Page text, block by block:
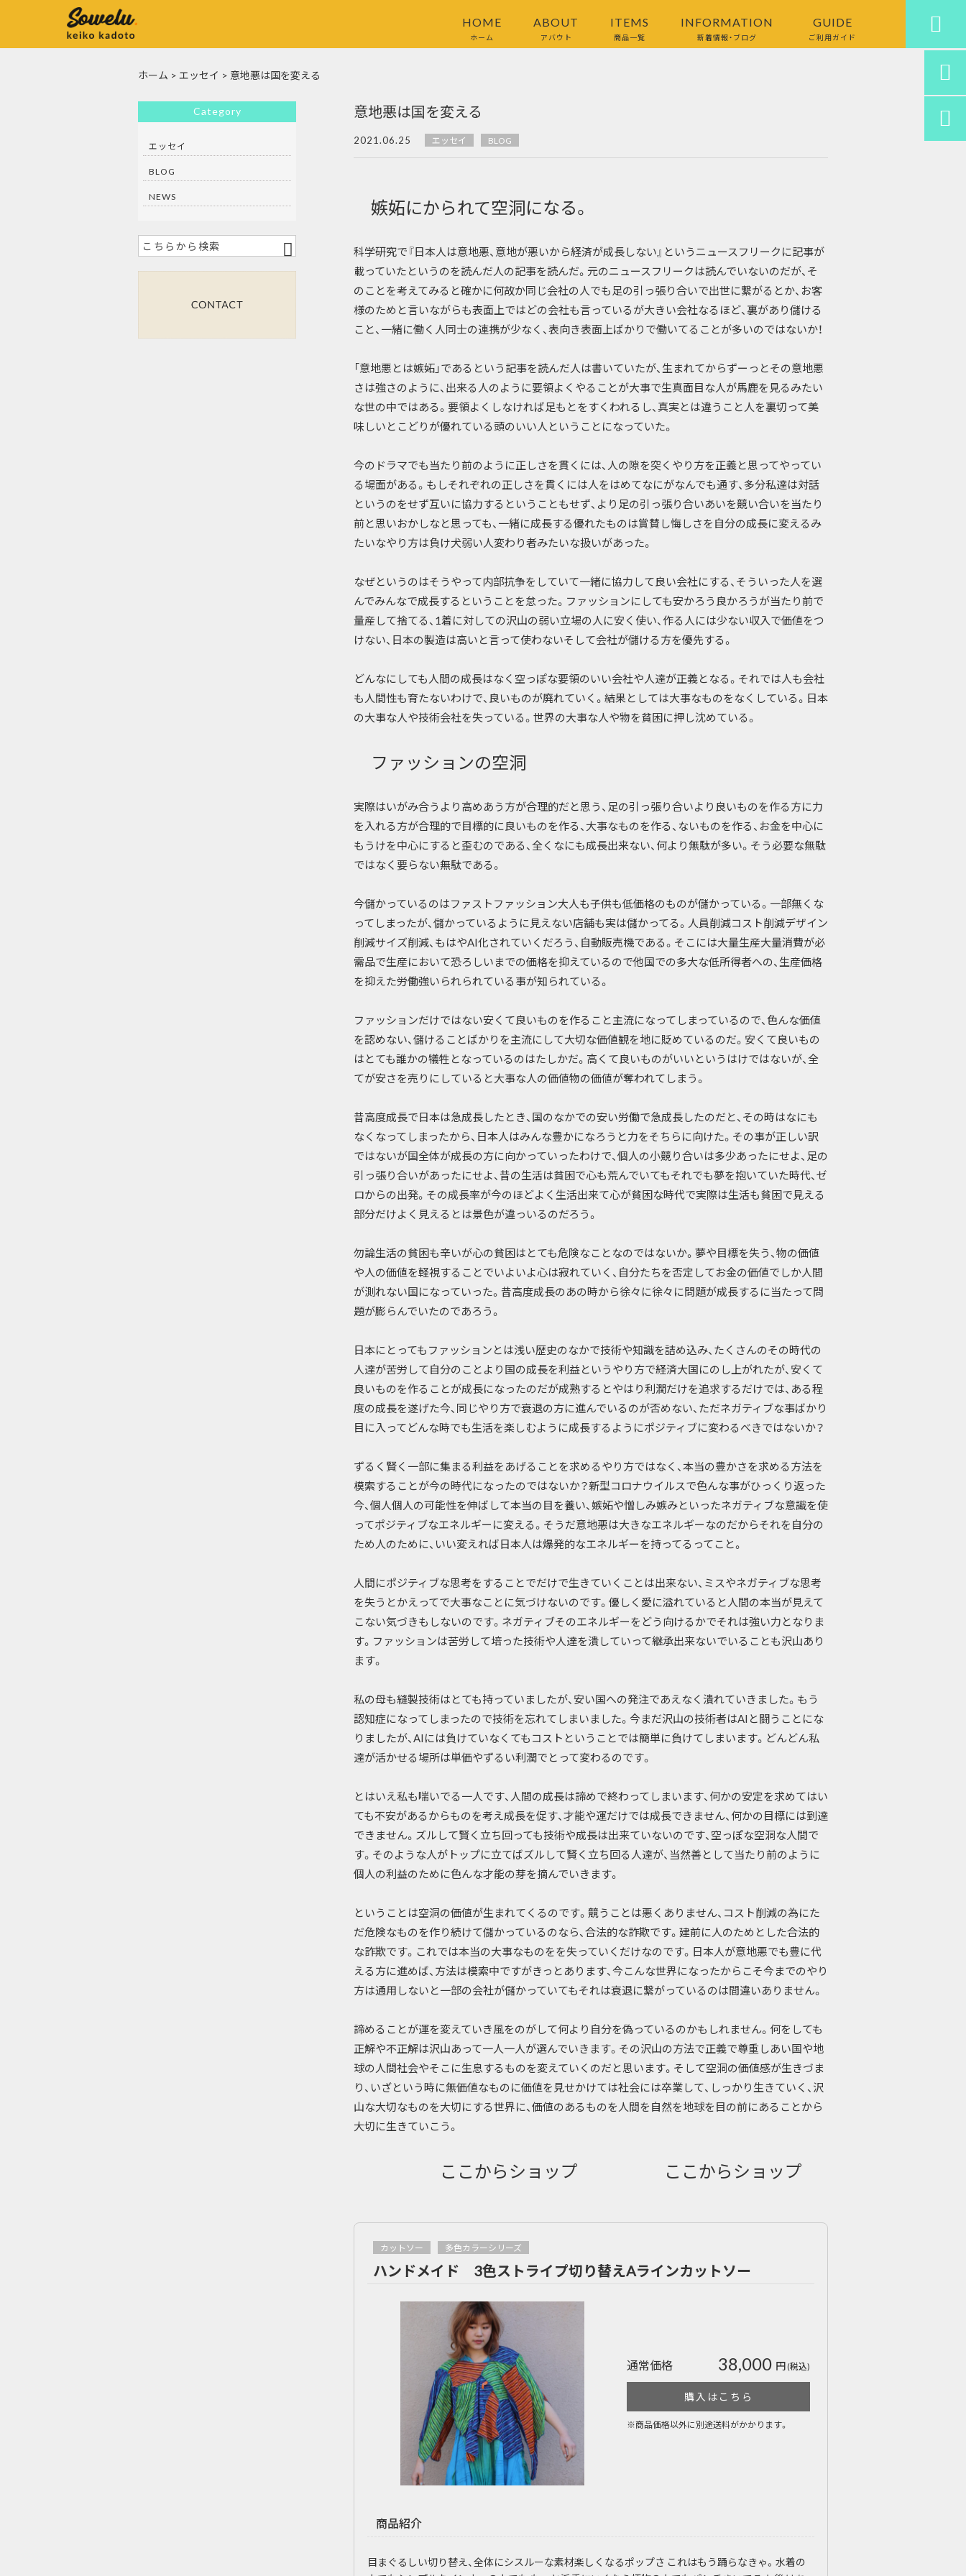
HOME
ホーム
ABOUT
アバウト
ITEMS
商品一覧
INFORMATION
新着情報・ブログ
GUIDE
ご利用ガイド

ホーム > エッセイ > 意地悪は国を変える
意地悪は国を変える
2021.06.25 エッセイ BLOG
嫉妬にかられて空洞になる。
科学研究で『日本人は意地悪、意地が悪いから経済が成長しない』というニュースフリークに記事が
載っていたというのを読んだ人の記事を読んだ。元のニュースフリークは読んでいないのだが、そ
のことを考えてみると確かに何故か同じ会社の人でも足の引っ張り合いで出世に繋がるとか、お客
様のためと言いながらも表面上ではどの会社も言っているが大きい会社なるほど、裏があり儲ける
こと、一緒に働く人同士の連携が少なく、表向き表面上ばかりで働いてることが多いのではないか！
「意地悪とは嫉妬」であるという記事を読んだ人は書いていたが、生まれてからずーっとその意地悪
さは強さのように、出来る人のように要領よくやることが大事で生真面目な人が馬鹿を見るみたい
な世の中ではある。要領よくしなければ足もとをすくわれるし、真実とは違うこと人を裏切って美
味しいとこどりが優れている頭のいい人ということになっていた。
今のドラマでも当たり前のように正しさを貫くには、人の隙を突くやり方を正義と思ってやってい
る場面がある。もしそれぞれの正しさを貫くには人をはめてなにがなんでも通す、多分私達は対話
というのをせず互いに協力するということもせず、より足の引っ張り合いあいを競い合いを当たり
前と思いおかしなと思っても、一緒に成長する優れたものは賞賛し悔しさを自分の成長に変えるみ
たいなやり方は負け犬弱い人変わり者みたいな扱いがあった。
なぜというのはそうやって内部抗争をしていて一緒に協力して良い会社にする、そういった人を選
んでみんなで成長するということを怠った。ファッションにしても安かろう良かろうが当たり前で
量産して捨てる、1着に対しての沢山の弱い立場の人に安く使い、作る人には少ない収入で価値をつ
けない、日本の製造は高いと言って使わないそして会社が儲ける方を優先する。
どんなにしても人間の成長はなく空っぽな要領のいい会社や人達が正義となる。それでは人も会社
も人間性も育たないわけで、良いものが廃れていく。結果としては大事なものをなくしている。日本
の大事な人や技術会社を失っている。世界の大事な人や物を貧困に押し沈めている。
ファッションの空洞
実際はいがみ合うより高めあう方が合理的だと思う、足の引っ張り合いより良いものを作る方に力
を入れる方が合理的で目標的に良いものを作る、大事なものを作る、ないものを作る、お金を中心に
もうけを中心にすると歪むのである、全くなにも成長出来ない、何より無駄が多い。そう必要な無駄
ではなく要らない無駄である。
今儲かっているのはファストファッション大人も子供も低価格のものが儲かっている。一部無くな
ってしまったが、儲かっているように見えない店舗も実は儲かってる。人員削減コスト削減デザイン
削減サイズ削減、もはやAI化されていくだろう、自動販売機である。そこには大量生産大量消費が必
需品で生産において恐ろしいまでの価格を抑えているので他国での多大な低所得者への、生産価格
を抑えた労働強いられられている事が知られている。
ファッションだけではない安くて良いものを作ること主流になってしまっているので、色んな価値
を認めない、儲けることばかりを主流にして大切な価値観を地に貶めているのだ。安くて良いもの
はとても誰かの犠牲となっているのはたしかだ。高くて良いものがいいというはけではないが、全
てが安さを売りにしていると大事な人の価値物の価値が奪われてしまう。
昔高度成長で日本は急成長したとき、国のなかでの安い労働で急成長したのだと、その時はなにも
なくなってしまったから、日本人はみんな豊かになろうと力をそちらに向けた。その事が正しい訳
ではないが国全体が成長の方に向かっていったわけで、個人の小競り合いは多少あったにせよ、足の
引っ張り合いがあったにせよ、昔の生活は貧困で心も荒んでいてもそれでも夢を抱いていた時代、ゼ
ロからの出発。その成長率が今のほどよく生活出来て心が貧困な時代で実際は生活も貧困で見える
部分だけよく見えるとは景色が違っいるのだろう。
勿論生活の貧困も辛いが心の貧困はとても危険なことなのではないか。夢や目標を失う、物の価値
や人の価値を軽視することでいよいよ心は寂れていく、自分たちを否定してお金の価値でしか人間
が測れない国になっていった。昔高度成長のあの時から徐々に徐々に問題が成長するに当たって問
題が膨らんでいたのであろう。
日本にとってもファッションとは浅い歴史のなかで技術や知識を詰め込み、たくさんのその時代の
人達が苦労して自分のことより国の成長を利益というやり方で経済大国にのし上がれたが、安くて
良いものを作ることが成長になったのだが成熟するとやはり利潤だけを追求するだけでは、ある程
度の成長を遂げた今、同じやり方で衰退の方に進んでいるのが否めない、ただネガティブな事ばかり
目に入ってどんな時でも生活を楽しむように成長するようにポジティブに変わるべきではないか？
ずるく賢く一部に集まる利益をあげることを求めるやり方ではなく、本当の豊かさを求める方法を
模索することが今の時代になったのではないか？新型コロナウイルスで色んな事がひっくり返った
今、個人個人の可能性を伸ばして本当の目を養い、嫉妬や憎しみ嫉みといったネガティブな意識を使
ってポジティブなエネルギーに変える。そうだ意地悪は大きなエネルギーなのだからそれを自分の
ため人のために、いい変えれば日本人は爆発的なエネルギーを持ってるってこと。
人間にポジティブな思考をすることでだけで生きていくことは出来ない、ミスやネガティブな思考
を失うとかえってで大事なことに気づけないのです。優しく愛に溢れていると人間の本当が見えて
こない気づきもしないのです。ネガティブそのエネルギーをどう向けるかでそれは強い力となりま
す。ファッションは苦労して培った技術や人達を潰していって継承出来ないでいることも沢山あり
ます。
私の母も縫製技術はとても持っていましたが、安い国への発注であえなく潰れていきました。もう
認知症になってしまったので技術を忘れてしまいました。今まだ沢山の技術者はAIと闘うことにな
りましたが、AIには負けていなくてもコストということでは簡単に負けてしまいます。どんどん私
達が活かせる場所は単価やずるい利潤でとって変わるのです。
とはいえ私も喘いでる一人です、人間の成長は諦めで終わってしまいます、何かの安定を求めてはい
ても不安があるからものを考え成長を促す、才能や運だけでは成長できません、何かの目標には到達
できません。ズルして賢く立ち回っても技術や成長は出来ていないのです、空っぽな空洞な人間で
す。そのような人がトップに立てばズルして賢く立ち回る人達が、当然善として当たり前のように
個人の利益のために色んな才能の芽を摘んでいきます。
ということは空洞の価値が生まれてくるのです。競うことは悪くありません、コスト削減の為にた
だ危険なものを作り続けて儲かっているのなら、合法的な詐欺です。建前に人のためとした合法的
な詐欺です。これでは本当の大事なものをを失っていくだけなのです。日本人が意地悪でも豊に代
える方に進めば、方法は模索中ですがきっとあります、今こんな世界になったからこそ今までのやり
方は通用しないと一部の会社が儲かっていてもそれは衰退に繋がっているのは間違いありません。
諦めることが運を変えていき風をのがして何より自分を偽っているのかもしれません。何をしても
正解や不正解は沢山あって一人一人が選んでいきます。その沢山の方法で正義で尊重しあい国や地
球の人間社会やそこに生息するものを変えていくのだと思います。そして空洞の価値感が生きづま
り、いざという時に無価値なものに価値を見せかけては社会には卒業して、しっかり生きていく、沢
山な大切なものを大切にする世界に、価値のあるものを人間を自然を地球を目の前にあることから
大切に生きていこう。
ここからショップ ここからショップ
カットソー 多色カラーシリーズ
ハンドメイド 3色ストライプ切り替えAラインカットソー
通常価格 38,000 円(税込)
購入はこちら
※商品価格以外に別途送料がかかります。
商品紹介
目まぐるしい切り替え、全体にシスルーな素材楽しくなるポップさ これはもう踊らなきゃ。水着の
Category
エッセイ
BLOG
NEWS

